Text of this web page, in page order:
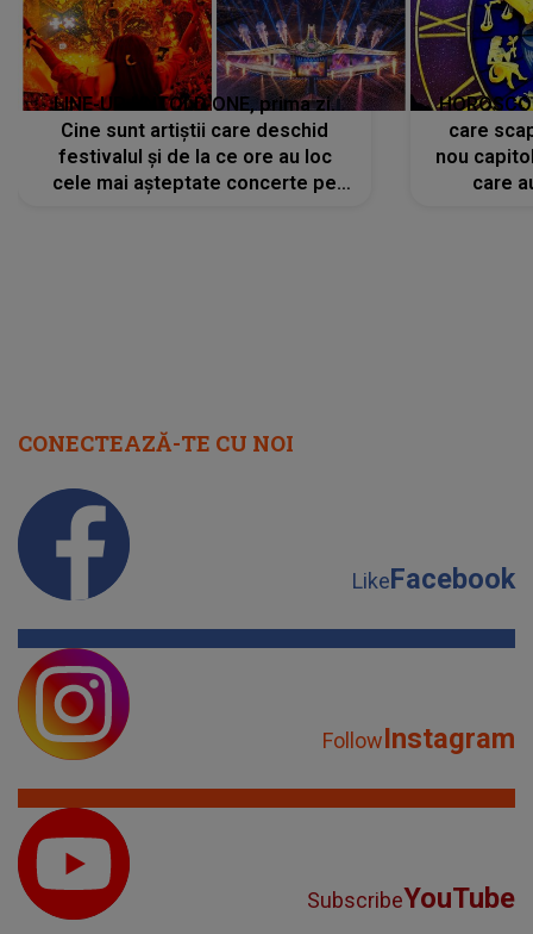
LINE-UP UNTOLD ONE, prima zi.
Cine sunt artiștii care deschid
festivalul și de la ce ore au loc
cele mai așteptate concerte pe
care
nou
care
CONECTEAZĂ-TE CU NOI
LikeFacebook
FollowInstagram
SubscribeYouTube